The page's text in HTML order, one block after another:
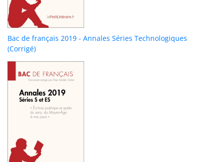
Bac de français 2019 - Annales Séries Technologiques
(Corrigé)